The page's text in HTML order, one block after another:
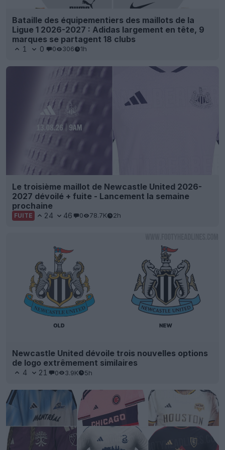
Bataille des équipementiers des maillots de la
Ligue 1 2026-2027 : Adidas largement en tête, 9
marques se partagent 18 clubs
1 0 0 306 1h
Le troisième maillot de Newcastle United 2026-
2027 dévoilé + fuite - Lancement la semaine
prochaine
FUITE 24 46 0 78.7K 2h
Newcastle United dévoile trois nouvelles options
de logo extrêmement similaires
4 21 0 3.9K 5h